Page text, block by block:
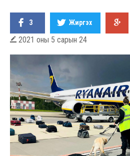
3 Жиргэх
 2021 оны 5 сарын 24